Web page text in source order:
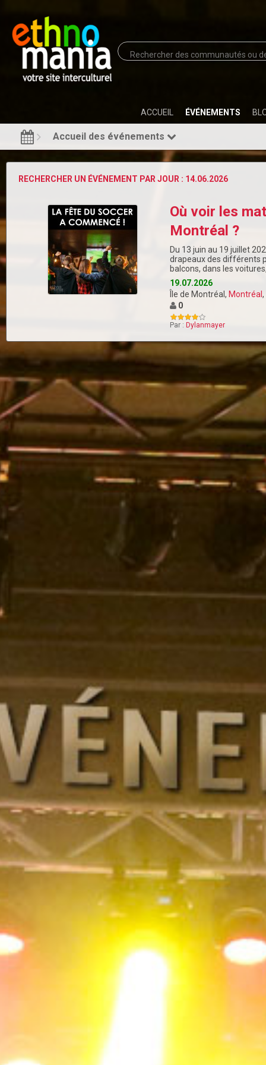
ACCUEIL ÉVÉNEMENTS
Accueil des événements
RECHERCHER UN ÉVÉNEMENT PAR JOUR : 14.06.2026
Où voir les
Montréal ?
Du 13 juin au 19 juillet
drapeaux des différents
balcons, dans les
19.07.2026
Île de Montréal, Montréal ,
0
Par : Dylanmayer